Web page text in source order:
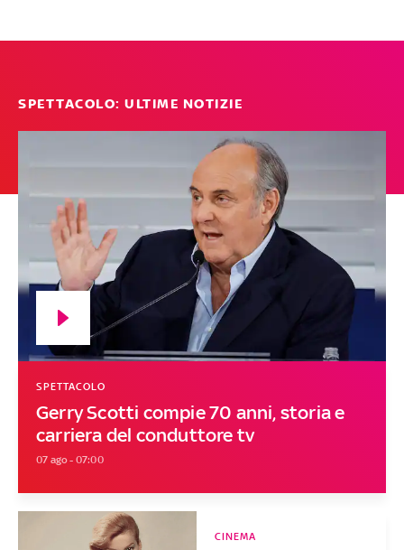
SPETTACOLO: ULTIME NOTIZIE
Gerry Scotti compie 70 anni, storia e
carriera del conduttore tv
SPETTACOLO
07 ago - 07:00
CINEMA